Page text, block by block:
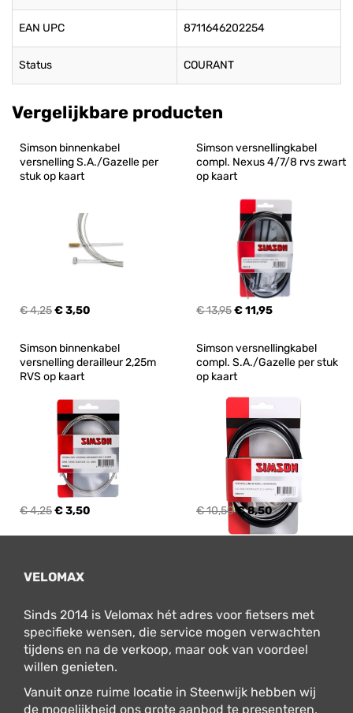
EAN UPC 8711646202254
Status COURANT
Vergelijkbare producten
Simson binnenkabel
versnelling S.A./Gazelle per
stuk op kaart
€ 4,25€ 3,50
Simson versnellingkabel
compl. Nexus 4/7/8 rvs zwart
op kaart
€ 13,95€ 11,95
Simson binnenkabel
versnelling derailleur 2,25m
RVS op kaart
€ 4,25€ 3,50
Simson versnellingkabel
compl. S.A./Gazelle per stuk
op kaart
€ 10,50€ 8,50
VELOMAX
Sinds 2014 is Velomax hét adres voor fietsers met
specifieke wensen, die service mogen verwachten
tijdens en na de verkoop, maar ook van voordeel
willen genieten.
Vanuit onze ruime locatie in Steenwijk hebben wij
de mogelijkheid ons grote aanbod te presenteren,